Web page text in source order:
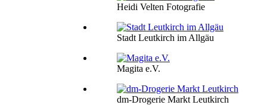
Heidi Velten Fotografie
Stadt Leutkirch im Allgäu
Magita e.V.
dm-Drogerie Markt Leutkirch